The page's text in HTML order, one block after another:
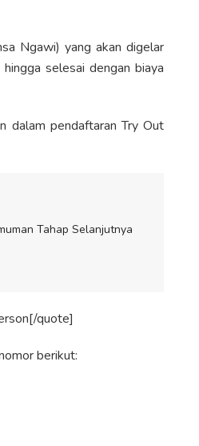
Ngawi) yang akan digelar
selesai dengan biaya
dalam pendaftaran Try Out
Tahap Selanjutnya
quote]
berikut: